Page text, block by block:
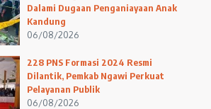
Dalami Dugaan Penganiayaan Anak
Kandung
06/08/2026
228 PNS Formasi 2024 Resmi
Dilantik, Pemkab Ngawi Perkuat
Pelayanan Publik
06/08/2026